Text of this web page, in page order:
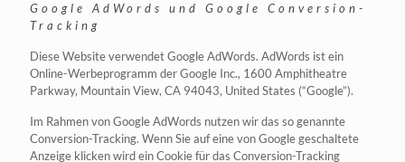
Google AdWords und Google Conversion-
Tracking
Diese Website verwendet Google AdWords. AdWords ist ein
Online-Werbeprogramm der Google Inc., 1600 Amphitheatre
Parkway, Mountain View, CA 94043, United States (“Google”).
Im Rahmen von Google AdWords nutzen wir das so genannte
Conversion-Tracking. Wenn Sie auf eine von Google geschaltete
Anzeige klicken wird ein Cookie für das Conversion-Tracking